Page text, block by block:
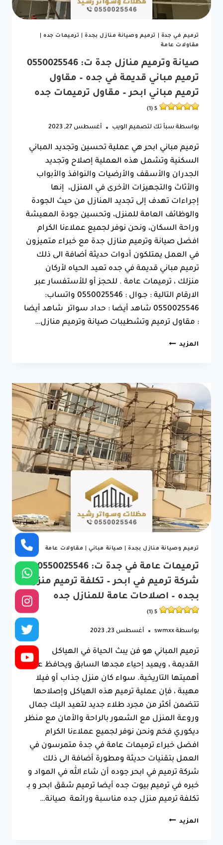
ترميم في جدة ترميم وصيانة منازل بجدة ترميمات جده|
مقاولات عامة
صيانة وترميم منازل جدة ت: 0550025546
ترميم مباني قديمة في جده – مقاول
ترميم مباني ابحر – مقاول ترميمات جده
5 (1)
بواسطة سبأ تك لتصميم الويب أغسطس 27, 2023
ترميم مباني ابحر هي عملية تحسين وتجديد المباني
السكنية وتشمل هذه العملية إصلاح وتجديد
الجدران والأسقف والأرضيات والنوافذ والأبواب
والأثاث والتجهيزات الأخرى في المنزل، إنها
إجراءات تهدف إلى تجديد المنازل من حيث الجودة
والوظائف العامة للمنزل، وتحسين جودة المعيشة
وراحة السكان، ونحن نوفر لجميع عملاءنا الكرام
افضل صيانة وترميم منازل جدة مع خبراء متميزون
في العمل يمتلكون أدوات حديثة أضافة الى ذلك
ترميم مباني قديمة في جده تعيد الحياه لأركان
منزلك ، ترميمات عامة . للحجز أو للأستفسار عبر
الارقام التالية : جـوال : 0550025546 واتساب:
0550025546 شاهد أيضا : حداد سواتر شاهد أيضا
: مقاول ترميم وتشطيبات صيانة وترميم منازل…
المزيد صيانة
0550025546
ترميم
مباني
قديمة
في
جده
–
مقاول
ترميم
مباني
–
مقاول
ترميمات
(1)
ترميم وصيانة منازل بجدة صيانة مباني مقاولات عامة
ترميمات عامة في جدة ت: 0550025546
شركة ترميم في ابحر – تكلفة ترميم منزل
بجده – اصلاحات عامة للمنازل جده
5 (1)
بواسطة swmxx أغسطس 23, 2023
ترميم المباني هو فن يبث الحياة في الهياكل
القديمة ، ويعيد إحياء مجدها السابق ويحافظ على
أهميتها التاريخية. سواء كان منزل جذاب أو فيلا
مهيبة ، فإن عملية ترميم هذه الهياكل وإصلاحها
تتضمن أكثر من مجرد طلاء جديد لتعيد اليك جمال
وروعة المنزل مع الشعور بالراحة والأمان مع منظر
ديكوري فخم ونحن نوفر لجميع عملاءنا الكرام
افضل خبراء ترميمات عامة في جدة متمرسون في
العمل بتقنيات حديثة ومطورة أضافة الى ذلك
شركة ترميم في ابحر جوده أن شاء الله في المواد و
خبره في ترميم بيوت جده أيضا ترميم شقق ابحر و بـ
تكلفة ترميم منزل جده مناسبة ورائعة صيانة…
المزيد ترميمات
اتصل بنا